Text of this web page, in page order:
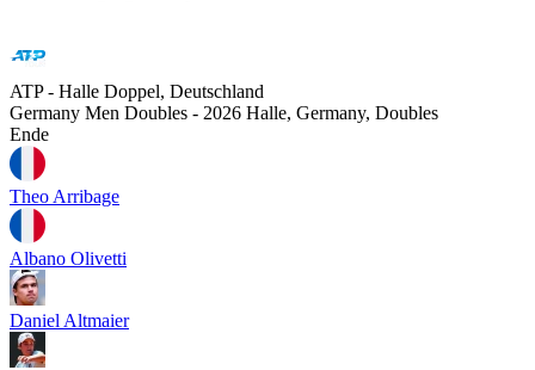
ATP - Halle Doppel, Deutschland
Germany Men Doubles - 2026 Halle, Germany, Doubles
Ende
Theo Arribage
Albano Olivetti
Daniel Altmaier